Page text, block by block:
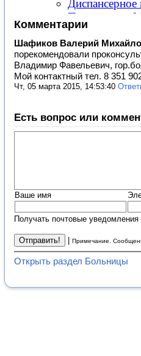
Комментарии
Шафиков Валерий
порекомендовали
Владимир Фавельевич,
Мой контактный тел. 8 351
Чт, 05 марта 2015, 14:53:40
Есть вопрос или
Ваше имя
Получать почтовые
Примечание.
Открыть раздел Больницы